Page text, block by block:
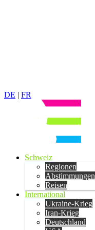
DE | FR
Schweiz
Regionen
Abstimmungen
Reisen
International
Ukraine-Krieg
Iran-Krieg
Deutschland